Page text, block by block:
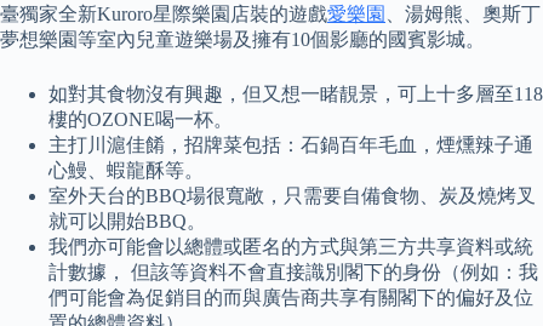
臺獨家全新Kuroro星際樂園店裝的遊戲愛樂園
、湯姆熊、奧斯丁
夢想樂園等室內兒童遊樂場及擁有10個影廳的國賓影城。
如對其食物沒有興趣，但又想一睹靚景，可上十多層至118
樓的OZONE喝一杯。
主打川滬佳餚，招牌菜包括：石鍋百年毛血，煙燻辣子通
心鰻、蝦龍酥等。
室外天台的BBQ場很寬敞，只需要自備食物、炭及燒烤叉
就可以開始BBQ。
我們亦可能會以總體或匿名的方式與第三方共享資料或統
計數據， 但該等資料不會直接識別閣下的身份（例如：我
們可能會為促銷目的而與廣告商共享有關閣下的偏好及位